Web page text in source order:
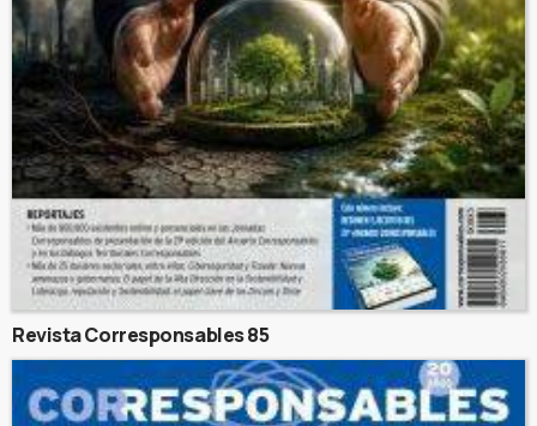
Revista Corresponsables 85